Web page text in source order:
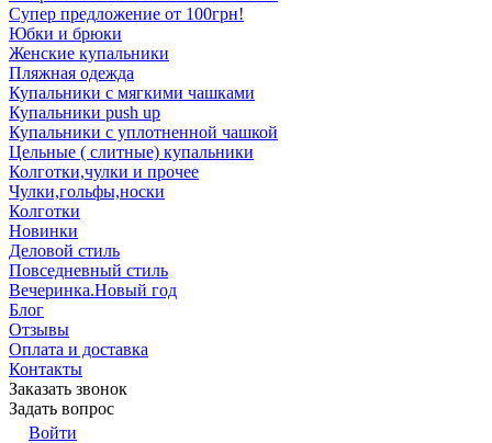
Супер предложение от 100грн!
Юбки и брюки
Женские купальники
Пляжная одежда
Купальники с мягкими чашками
Купальники push up
Купальники с уплотненной чашкой
Цельные ( слитные) купальники
Колготки,чулки и прочее
Чулки,гольфы,носки
Колготки
Новинки
Деловой стиль
Повседневный стиль
Вечеринка.Новый год
Блог
Отзывы
Оплата и доставка
Контакты
Заказать звонок
Задать вопрос
Войти